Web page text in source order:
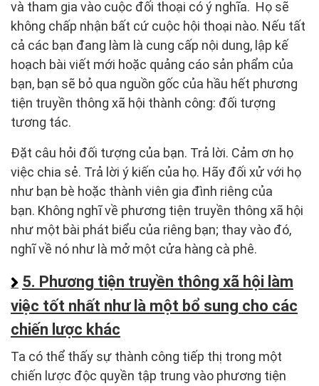
và tham gia vào cuộc đối thoại có ý nghĩa. Họ sẽ
không chấp nhận bất cứ cuộc hội thoại nào. Nếu tất
cả các bạn đang làm là cung cấp nội dung, lập kế
hoạch bài viết mới hoặc quảng cáo sản phẩm của
bạn, bạn sẽ bỏ qua nguồn gốc của hầu hết phương
tiện truyền thông xã hội thành công: đối tượng
tương tác.
Đặt câu hỏi đối tượng của bạn. Trả lời. Cảm ơn họ
việc chia sẻ. Trả lời ý kiến của họ. Hãy đối xử với họ
như bạn bè hoặc thành viên gia đình riêng của
bạn. Không nghĩ về phương tiện truyền thông xã hội
như một bài phát biểu của riêng bạn; thay vào đó,
nghĩ về nó như là mở một cửa hàng cà phê.
5. Phương tiện truyền thông xã hội làm
việc tốt nhất như là một bổ sung cho các
chiến lược khác
Ta có thể thấy sự thành công tiếp thị trong một
chiến lược độc quyền tập trung vào phương tiện